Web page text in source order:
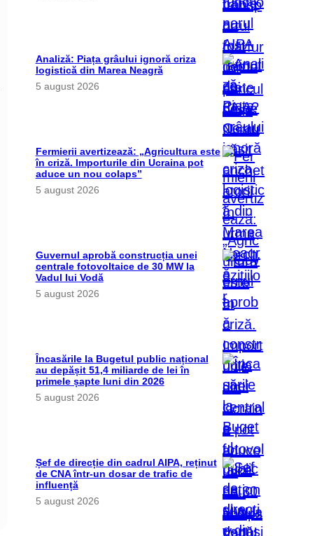
Analiză: Piața grâului ignoră criza
logistică din Marea Neagră
5 august 2026
Fermierii avertizează: „Agricultura este
în criză. Importurile din Ucraina pot
aduce un nou colaps”
5 august 2026
Guvernul aprobă construcția unei
centrale fotovoltaice de 30 MW la
Vadul lui Vodă
5 august 2026
Încasările la Bugetul public național
au depășit 51,4 miliarde de lei în
primele șapte luni din 2026
5 august 2026
Șef de direcție din cadrul AIPA, reținut
de CNA într-un dosar de trafic de
influență
5 august 2026